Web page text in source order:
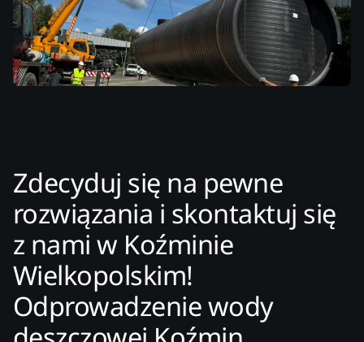
Zdecyduj się na pewne
rozwiązania i skontaktuj się
z nami w Koźminie
Wielkopolskim!
Odprowadzenie wody